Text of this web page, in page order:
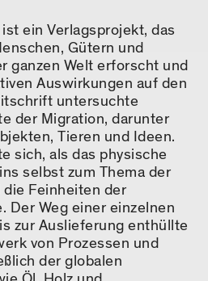
ein Verlagsprojekt, das
Gütern und
ganzen Welt erforscht und
Auswirkungen auf den
untersuchte
der Migration, darunter
Tieren und Ideen.
sich, als das physische
selbst zum Thema der
Feinheiten der
Der Weg einer einzelnen
zur Auslieferung enthüllte
von Prozessen und
der globalen